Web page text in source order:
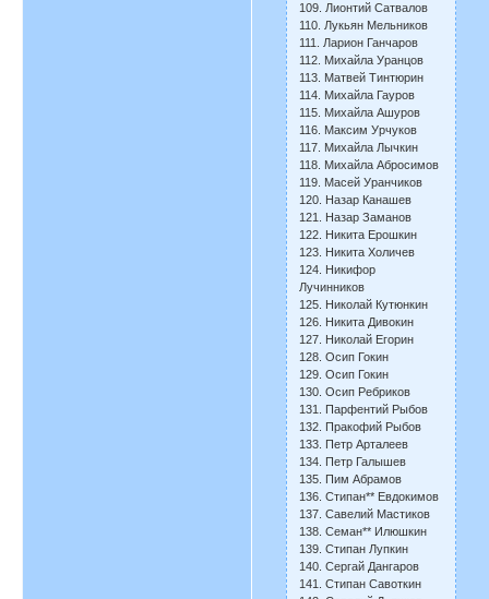
109. Лионтий Сатвалов
110. Лукьян Мельников
111. Ларион Ганчаров
112. Михайла Уранцов
113. Матвей Тинтюрин
114. Михайла Гауров
115. Михайла Ашуров
116. Максим Урчуков
117. Михайла Лычкин
118. Михайла Абросимов
119. Масей Уранчиков
120. Назар Канашев
121. Назар Заманов
122. Никита Ерошкин
123. Никита Холичев
124. Никифор
Лучинников
125. Николай Кутюнкин
126. Никита Дивокин
127. Николай Егорин
128. Осип Гокин
129. Осип Гокин
130. Осип Ребриков
131. Парфентий Рыбов
132. Пракофий Рыбов
133. Петр Арталеев
134. Петр Галышев
135. Пим Абрамов
136. Стипан** Евдокимов
137. Савелий Мастиков
138. Семан** Илюшкин
139. Стипан Лупкин
140. Сергай Дангаров
141. Стипан Савоткин